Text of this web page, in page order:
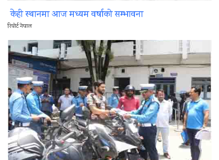
केही स्थानमा आज मध्यम वर्षाको सम्भावना
रिपोर्ट नेपाल